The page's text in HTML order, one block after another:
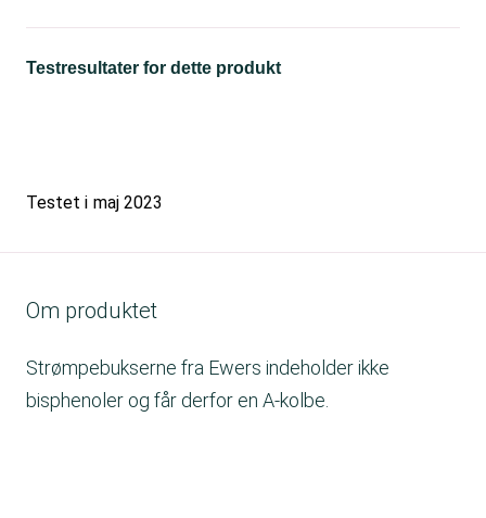
Testresultater for dette produkt
Testet i maj 2023
Om produktet
Strømpebukserne fra Ewers indeholder ikke
bisphenoler og får derfor en A-kolbe.